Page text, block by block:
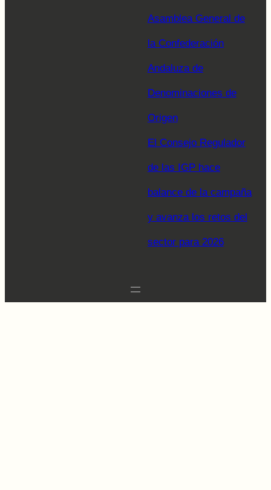
Asamblea General de
la Confederación
Andaluza de
Denominaciones de
Origen
El Consejo Regulador
de las IGP hace
balance de la campaña
y avanza los retos del
sector para 2026